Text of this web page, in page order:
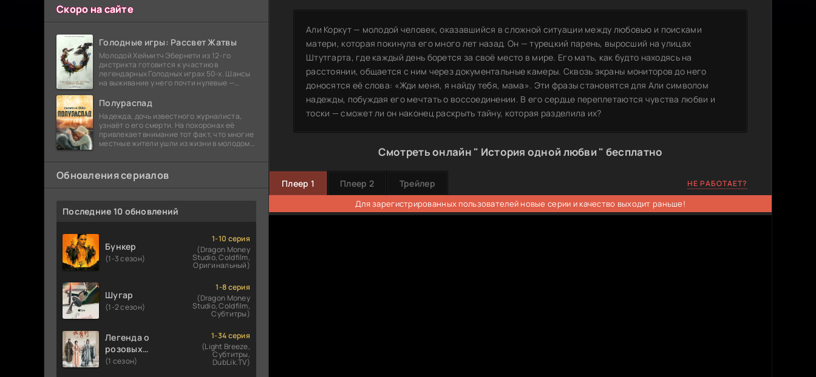
Скоро на сайте
Голодные игры: Рассвет Жатвы
Молодой Хеймитч Эбернети из 12-го
дистрикта готовится к участию в
легендарных Голодных играх 50-х. Шансы
на выживание у него почти нулевые —
победу еще сорок
Полураспад
Надежда, дочь известного журналиста,
узнаёт о его смерти. На похоронах её
привлекает внимание тот факт, что многие
местные жители ушли из жизни в молодом
бомбы
Обновления сериалов
Последние 10 обновлений
Бункер
(1-3 сезон)
1-10 серия
(Dragon Money
Studio, Coldfilm,
Оригинальный)
Шугар
(1-2 сезон)
1-8 серия
(Dragon Money
Studio, Coldfilm,
Субтитры)
Легенда о
розовых
облаках
(1 сезон)
1-34 серия
(Light Breeze,
Субтитры,
DubLik.TV)
Али Коркут — молодой человек, оказавшийся в сложной ситуации между любовью и поисками
матери, которая покинула его много лет назад. Он — турецкий парень, выросший на улицах
Штутгарта, где каждый день борется за своё место в мире. Его мать, как будто находясь на
расстоянии, общается с ним через документальные камеры. Сквозь экраны мониторов до него
доносятся её слова: «Жди меня, я найду тебя, мама». Эти фразы становятся для Али символом
надежды, побуждая его мечтать о воссоединении. В его сердце переплетаются чувства любви и
тоски — сможет ли он наконец раскрыть тайну, которая разделила их?
Смотреть онлайн " История одной любви " бесплатно
Плеер 1 Плеер 2 Трейлер НЕ РАБОТАЕТ?
Для зарегистрированных пользователей новые серии и качество выходит раньше!